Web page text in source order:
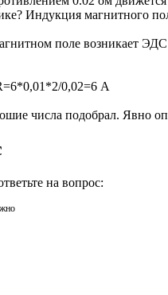
Индукция магнитного
поле возникает ЭДС
0,02=6 А
числа подобрал. Явно
на вопрос: